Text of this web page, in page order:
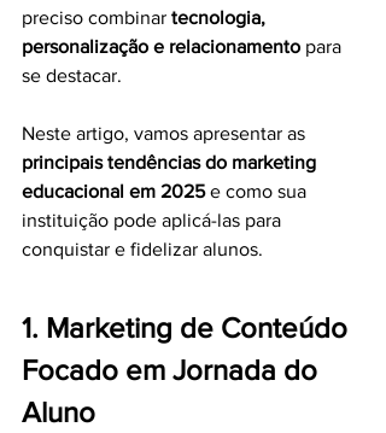
preciso combinar tecnologia,
personalização e relacionamento para
se destacar.
Neste artigo, vamos apresentar as
principais tendências do marketing
educacional em 2025 e como sua
instituição pode aplicá-las para
conquistar e fidelizar alunos.
1. Marketing de Conteúdo
Focado em Jornada do
Aluno